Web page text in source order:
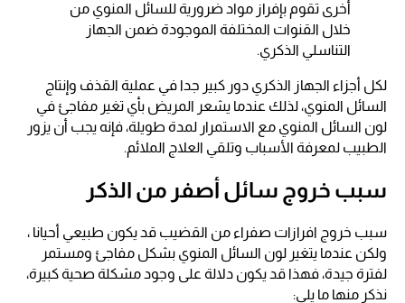
أخرى تقوم بإفراز مواد ضرورية للسائل المنوي من
خلال القنوات المختلفة الموجودة ضمن الجهاز
التناسلي الذكري.
لكل أجزاء الجهاز الذكري دور كبير جدا في عملية القذف وإنتاج
السائل المنوي، لذلك عندما يشعر المريض بأي تغير مفاجئ في
لون السائل المنوي مع الاستمرار لمدة طويلة، فإنه يجب أن يزور
الطبيب لمعرفة الأسباب وتلقي العلاج الملائم.
سبب خروج سائل أصفر من الذكر
سبب خروج افرازات صفراء من القضيب قد يكون طبيعي أحيانا ،
ولكن عندما يتغير لون السائل المنوي بشكل مفاجئ ومستمر
لفترة جيدة، فهذا قد يكون دلالة على وجود مشكلة صحية كبيرة،
نذكر منها ما يلي: